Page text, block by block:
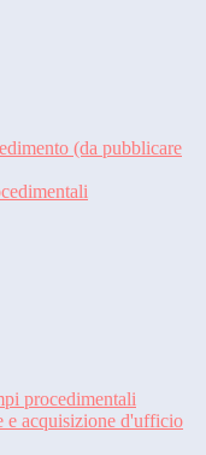
(da pubblicare
procedimentali
e acquisizione d'ufficio